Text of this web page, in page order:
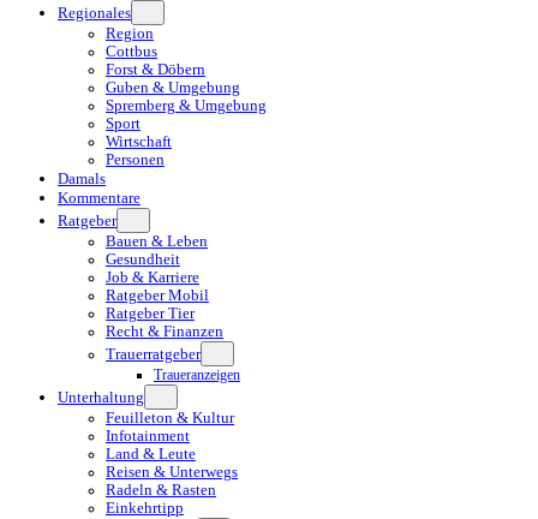
Regionales
Region
Cottbus
Forst & Döbern
Guben & Umgebung
Spremberg & Umgebung
Sport
Wirtschaft
Personen
Damals
Kommentare
Ratgeber
Bauen & Leben
Gesundheit
Job & Karriere
Ratgeber Mobil
Ratgeber Tier
Recht & Finanzen
Trauerratgeber
Traueranzeigen
Unterhaltung
Feuilleton & Kultur
Infotainment
Land & Leute
Reisen & Unterwegs
Radeln & Rasten
Einkehrtipp